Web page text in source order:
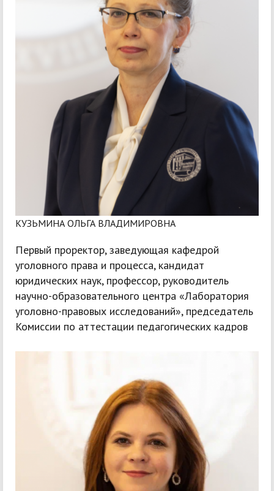
КУЗЬМИНА ОЛЬГА ВЛАДИМИРОВНА
Первый проректор, заведующая кафедрой
уголовного права и процесса, кандидат
юридических наук, профессор, руководитель
научно-образовательного центра «Лаборатория
уголовно-правовых исследований», председатель
Комиссии по аттестации педагогических кадров